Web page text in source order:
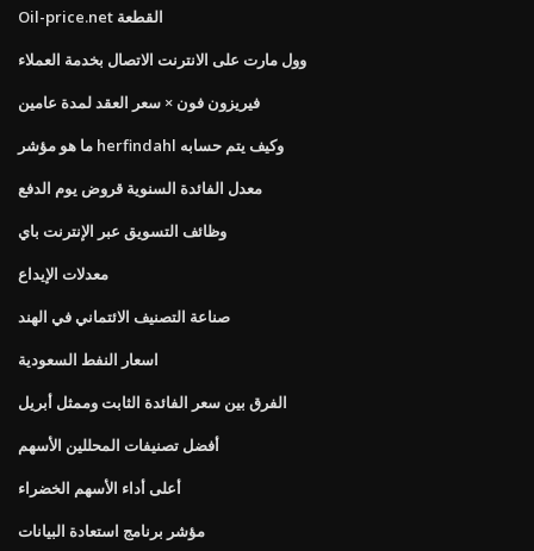
Oil-price.net القطعة
وول مارت على الانترنت الاتصال بخدمة العملاء
فيريزون فون × سعر العقد لمدة عامين
ما هو مؤشر herfindahl وكيف يتم حسابه
معدل الفائدة السنوية قروض يوم الدفع
وظائف التسويق عبر الإنترنت باي
معدلات الإيداع
صناعة التصنيف الائتماني في الهند
اسعار النفط السعودية
الفرق بين سعر الفائدة الثابت وممثل أبريل
أفضل تصنيفات المحللين الأسهم
أعلى أداء الأسهم الخضراء
مؤشر برنامج استعادة البيانات